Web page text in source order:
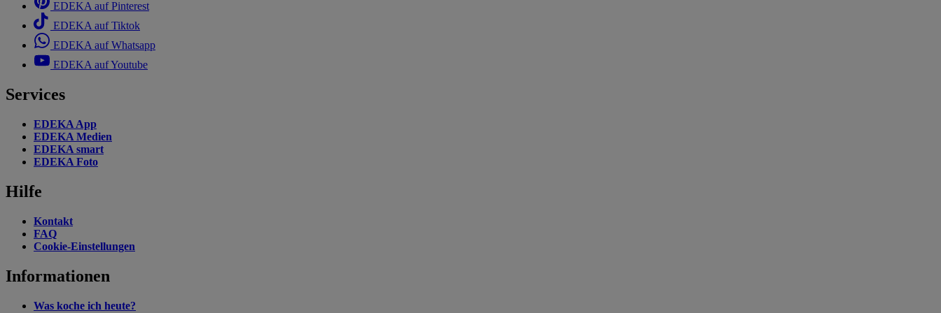
EDEKA auf Pinterest
EDEKA auf Tiktok
EDEKA auf Whatsapp
EDEKA auf Youtube
Services
EDEKA App
EDEKA Medien
EDEKA smart
EDEKA Foto
Hilfe
Kontakt
FAQ
Cookie-Einstellungen
Informationen
Was koche ich heute?